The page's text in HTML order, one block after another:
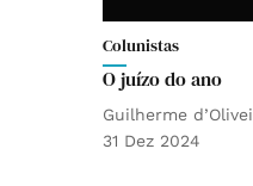
Colunistas
O juízo do ano
Guilherme
31 Dez 2024